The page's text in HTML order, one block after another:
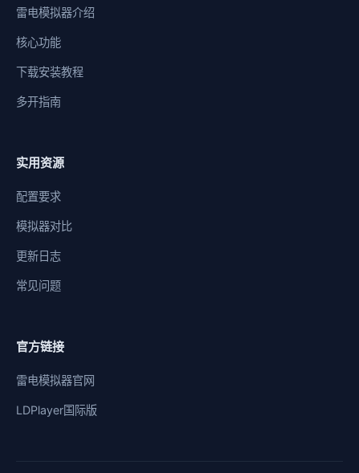
雷电模拟器介绍
核心功能
下载安装教程
多开指南
实用资源
配置要求
模拟器对比
更新日志
常见问题
官方链接
雷电模拟器官网
LDPlayer国际版